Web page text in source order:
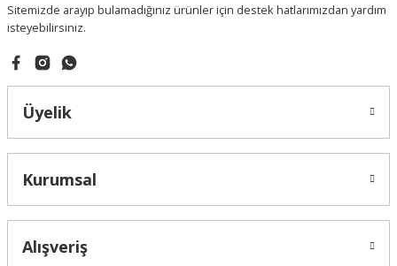
Sitemizde arayıp bulamadığınız ürünler için destek hatlarımızdan yardım
isteyebilirsiniz.
Üyelik
Kurumsal
Alışveriş